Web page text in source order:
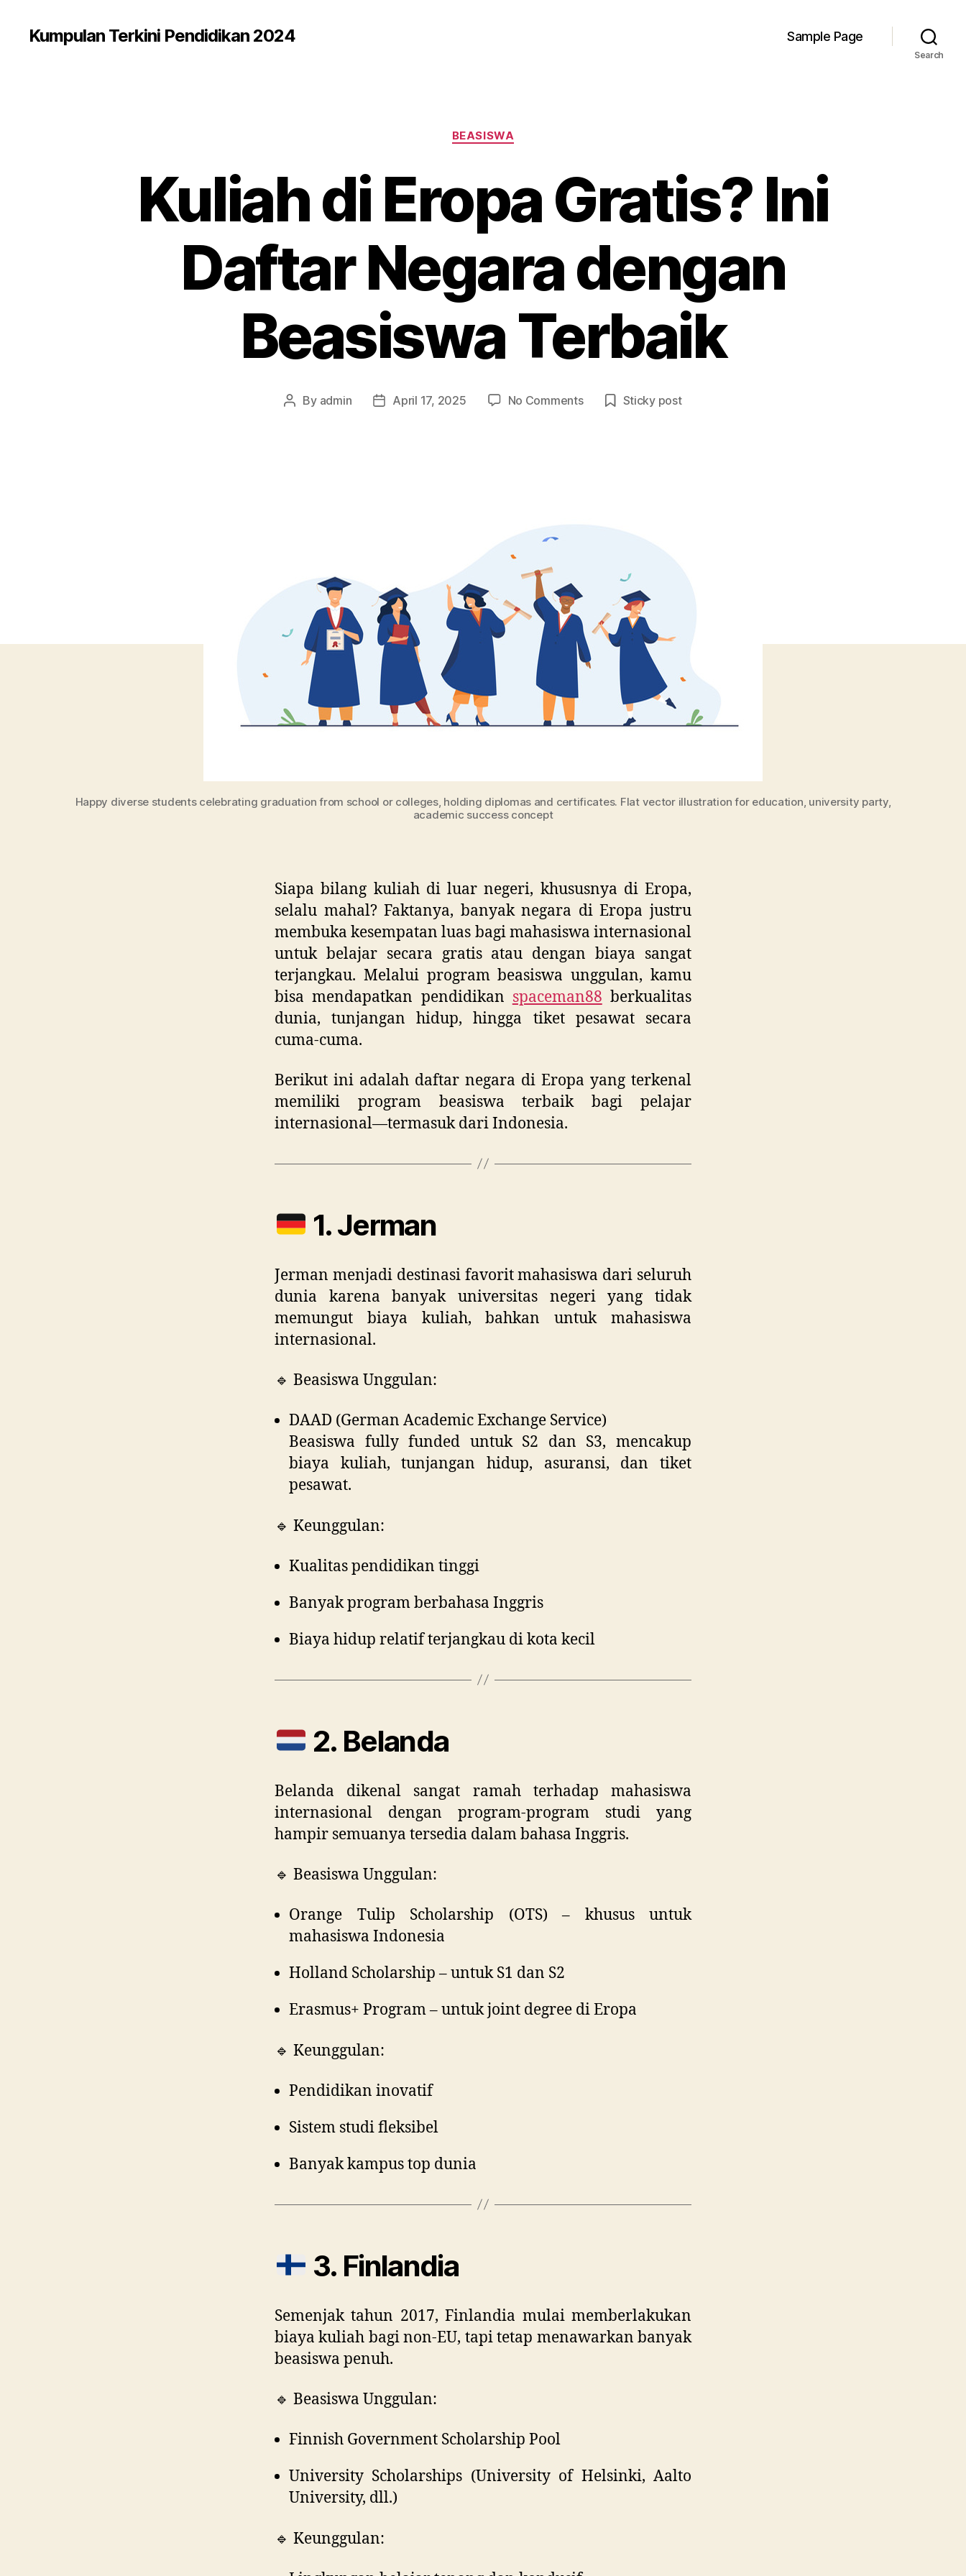
Kumpulan Terkini Pendidikan 2024 Sample Page
Search
Categories
BEASISWA
Kuliah di Eropa Gratis? Ini
Daftar Negara dengan
Beasiswa Terbaik
Post
By admin
PostApril 17, 2025 No Commentson
Sticky post
Happy diverse students celebrating graduation from school or colleges, holding diplomas and certificates. Flat vector illustration for education, university party,
academic success concept
Siapa bilang kuliah di luar negeri, khususnya di Eropa,
selalu mahal? Faktanya, banyak negara di Eropa justru
membuka kesempatan luas bagi mahasiswa internasional
untuk belajar secara gratis atau dengan biaya sangat
terjangkau. Melalui program beasiswa unggulan, kamu
bisa mendapatkan pendidikan spaceman88 berkualitas
dunia, tunjangan hidup, hingga tiket pesawat secara
cuma-cuma.
Berikut ini adalah daftar negara di Eropa yang terkenal
memiliki program beasiswa terbaik bagi pelajar
internasional—termasuk dari Indonesia.
1. Jerman
Jerman menjadi destinasi favorit mahasiswa dari seluruh
dunia karena banyak universitas negeri yang tidak
memungut biaya kuliah, bahkan untuk mahasiswa
internasional.
🔹 Beasiswa Unggulan:
DAAD (German Academic Exchange Service)
Beasiswa fully funded untuk S2 dan S3, mencakup
biaya kuliah, tunjangan hidup, asuransi, dan tiket
pesawat.
🔹 Keunggulan:
Kualitas pendidikan tinggi
Banyak program berbahasa Inggris
Biaya hidup relatif terjangkau di kota kecil
2. Belanda
Belanda dikenal sangat ramah terhadap mahasiswa
internasional dengan program-program studi yang
hampir semuanya tersedia dalam bahasa Inggris.
🔹 Beasiswa Unggulan:
Orange Tulip Scholarship (OTS) – khusus untuk
mahasiswa Indonesia
Holland Scholarship – untuk S1 dan S2
Erasmus+ Program – untuk joint degree di Eropa
🔹 Keunggulan:
Pendidikan inovatif
Sistem studi fleksibel
Banyak kampus top dunia
3. Finlandia
Semenjak tahun 2017, Finlandia mulai memberlakukan
biaya kuliah bagi non-EU, tapi tetap menawarkan banyak
beasiswa penuh.
🔹 Beasiswa Unggulan:
Finnish Government Scholarship Pool
University Scholarships (University of Helsinki, Aalto
University, dll.)
🔹 Keunggulan: